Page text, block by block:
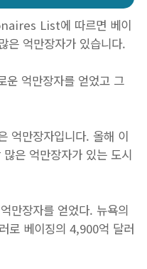
List에 따르면 베이
은 억만장자가 있습니다.
운 억만장자를 얻었고 그
억만장자입니다. 올해 이
은 억만장자가 있는 도시
만장자를 얻었다. 뉴욕의
로 베이징의 4,900억 달러